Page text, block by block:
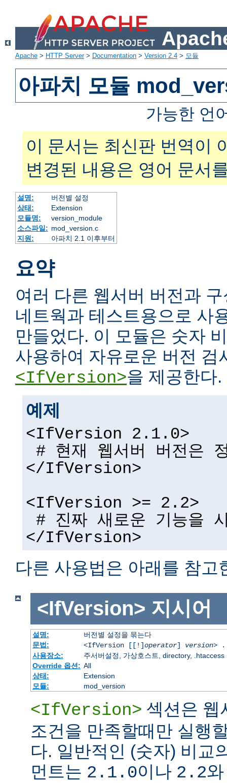
Apache > HTTP Server> Documentation > Version 2.4 > 모듈
아파치 모듈
가능한 언
이 문서는 최신판 번역이
변경된 내용은 영어 문서
설명:
버전별 설정
상태:
Extension
모듈명:
version_module
소스파일: mod_version.c
지원:
아파치 2.1 이후부터
요약
여러 다른 웹서버 버전과
네트웍과 테스트용으로 사
만들었다. 이 모듈은 숫자
사용하여 자유로운 버전 검
<IfVersion>을 제공한다.
예제
<IfVersion 2.1.0>
# 현재 웹서버 버전은
</IfVersion>
<IfVersion >= 2.2>
# 진짜 새로운 기능을
</IfVersion>
다른 사용법은 아래를 참고
<IfVersion> 지시어
설명:
버전별 설정을 묶는다
문법:
<IfVersion [[!]operator] version>
사용장소:
주서버설정, 가상호스트, directory, .htaccess
Override 옵션: All
상태:
Extension
모듈:
mod_version
<IfVersion> 섹션은 웹
조건을 만족할때만 실행
다. 일반적인 (숫자) 비교
먼트는 2.1.0이나 2.2